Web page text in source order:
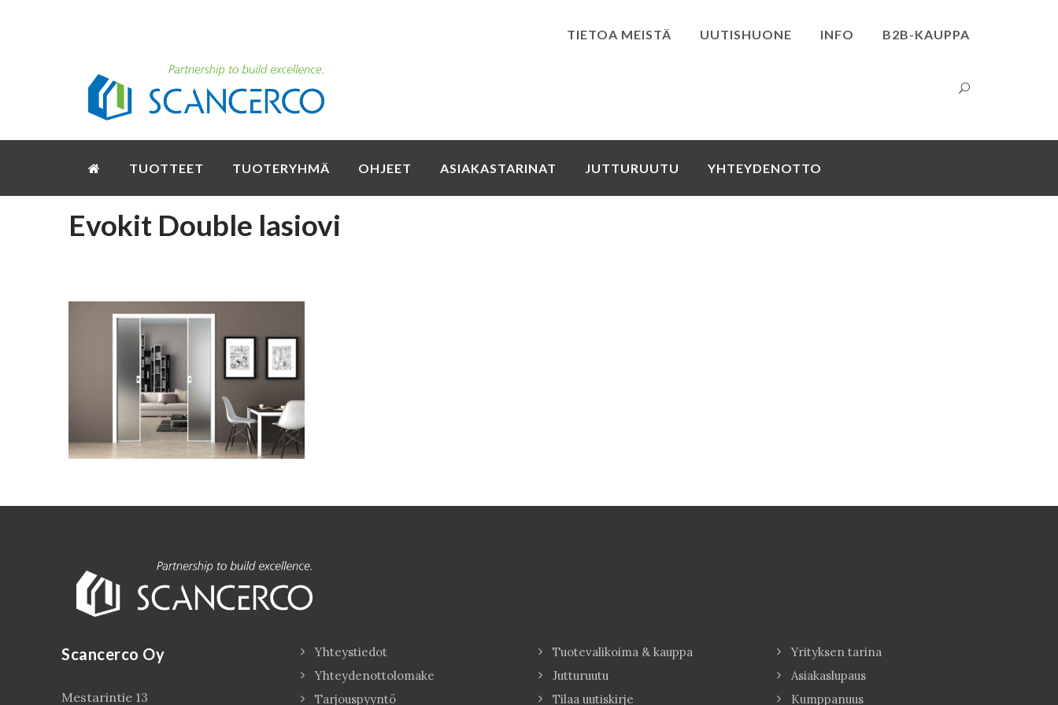
TIETOA MEISTÄ UUTISHUONE INFO B2B-KAUPPA
TUOTTEET TUOTERYHMÄ OHJEET ASIAKASTARINAT JUTTURUUTU YHTEYDENOTTO
Evokit Double lasiovi
Scancerco Oy
Mestarintie 13
Yhteystiedot
Yhteydenottolomake
Tarjouspyyntö
Tuotevalikoima & kauppa
Jutturuutu
Tilaa uutiskirje
Yrityksen tarina
Asiakaslupaus
Kumppanuus